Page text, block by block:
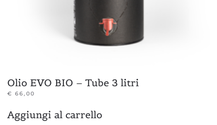
Olio EVO BIO – Tube 3 litri
€ 66,00
Aggiungi al carrello